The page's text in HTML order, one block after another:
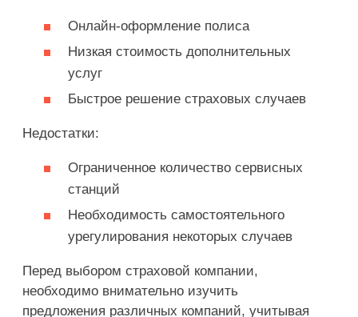
Онлайн-оформление полиса
Низкая стоимость дополнительных
услуг
Быстрое решение страховых случаев
Недостатки:
Ограниченное количество сервисных
станций
Необходимость самостоятельного
урегулирования некоторых случаев
Перед выбором страховой компании,
необходимо внимательно изучить
предложения различных компаний, учитывая